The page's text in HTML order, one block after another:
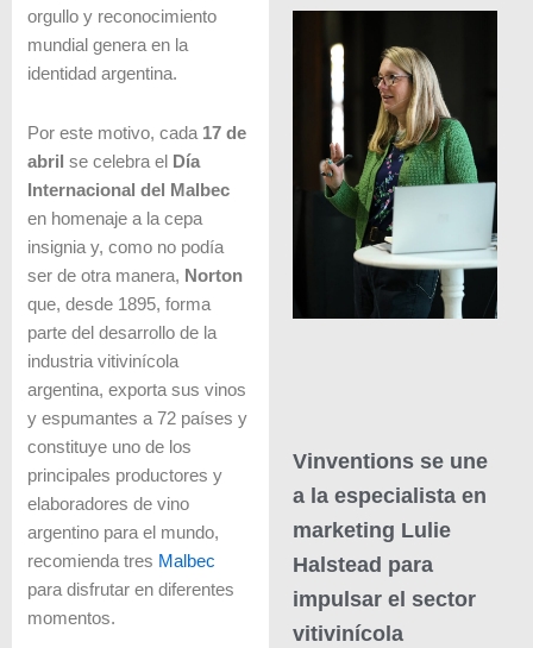
orgullo y reconocimiento
mundial genera en la
identidad argentina.
Por este motivo, cada 17 de
abril se celebra el
Día
Internacional del Malbec
en homenaje a la cepa
insignia y, como no podía
ser de otra manera, Norton
que, desde 1895, forma
parte del desarrollo de la
industria vitivinícola
argentina, exporta sus vinos
y espumantes a 72 países y
constituye uno de los
principales productores y
elaboradores de vino
argentino para el mundo,
recomienda tres Malbec
para disfrutar en diferentes
momentos.
Vinventions se une
a la especialista en
marketing Lulie
Halstead para
impulsar el sector
vitivinícola